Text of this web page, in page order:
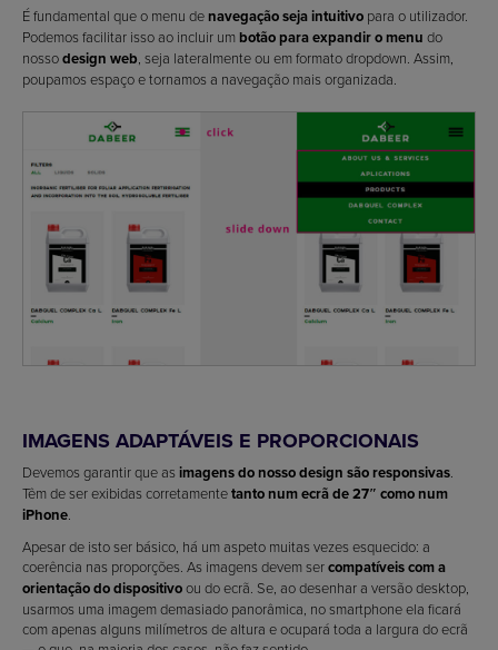
É fundamental que o menu de navegação seja intuitivo para o utilizador.
Podemos facilitar isso ao incluir um botão para expandir o menu do
nossodesign web , seja lateralmente ou em formato dropdown. Assim,
poupamos espaço e tornamos a navegação mais organizada.
IMAGENS ADAPTÁVEIS E PROPORCIONAIS
Devemos garantir que as imagens do nosso design são responsivas.
Têm de ser exibidas corretamentetanto num ecrã de 27″ como num
iPhone.
Apesar de isto ser básico, há um aspeto muitas vezes esquecido: a
coerência nas proporções. As imagens devem sercompatíveis com a
orientação do dispositivoou do ecrã. Se, ao desenhar a versão desktop,
usarmos uma imagem demasiado panorâmica, no smartphone ela ficará
com apenas alguns milímetros de altura e ocupará toda a largura do ecrã